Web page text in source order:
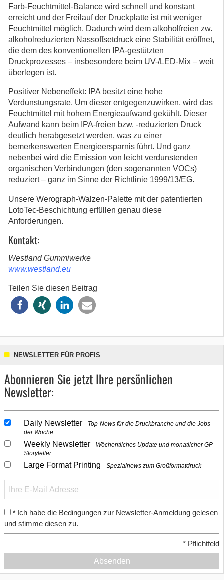
Farb-Feuchtmittel-Balance wird schnell und konstant
erreicht und der Freilauf der Druckplatte ist mit weniger
Feuchtmittel möglich. Dadurch wird dem alkoholfreien zw.
alkoholreduzierten Nassoffsetdruck eine Stabilität eröffnet,
die dem des konventionellen IPA-gestützten
Druckprozesses – insbesondere beim UV-/LED-Mix – weit
überlegen ist.
Positiver Nebeneffekt: IPA besitzt eine hohe
Verdunstungsrate. Um dieser entgegenzuwirken, wird das
Feuchtmittel mit hohem Energieaufwand gekühlt. Dieser
Aufwand kann beim IPA-freien bzw. -reduzierten Druck
deutlich herabgesetzt werden, was zu einer
bemerkenswerten Energieersparnis führt. Und ganz
nebenbei wird die Emission von leicht verdunstenden
organischen Verbindungen (den sogenannten VOCs)
reduziert – ganz im Sinne der Richtlinie 1999/13/EG.
Unsere Werograph-Walzen-Palette mit der patentierten
LotoTec-Beschichtung erfüllen genau diese
Anforderungen.
Kontakt:
Westland Gummiwerke
www.westland.eu
Teilen Sie diesen Beitrag
NEWSLETTER FÜR PROFIS
Abonnieren Sie jetzt Ihre persönlichen
Newsletter:
Daily Newsletter
Top-News für die Druckbranche und die Jobs
der Woche
Weekly Newsletter
Wöchentliches Update und monatlicher GP-
Storyletter
Large Format Printing Spezialnews zum Großformatdruck
* Ich habe die Bedingungen zur Newsletter-Anmeldung gelesen
und stimme diesen zu.
* Pflichtfeld
Absenden